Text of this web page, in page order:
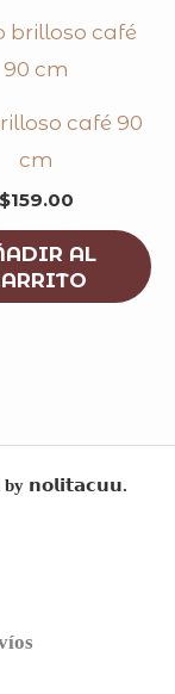
café 90
cm
$159.00
AL
𝗻𝗼𝗹𝗶𝘁𝗮𝗰𝘂𝘂.